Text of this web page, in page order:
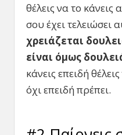
θέλεις να το κάνεις
σου έχει τελειώσει
χρειάζεται
είναι όμως
κάνεις επειδή
όχι επειδή πρέπει.